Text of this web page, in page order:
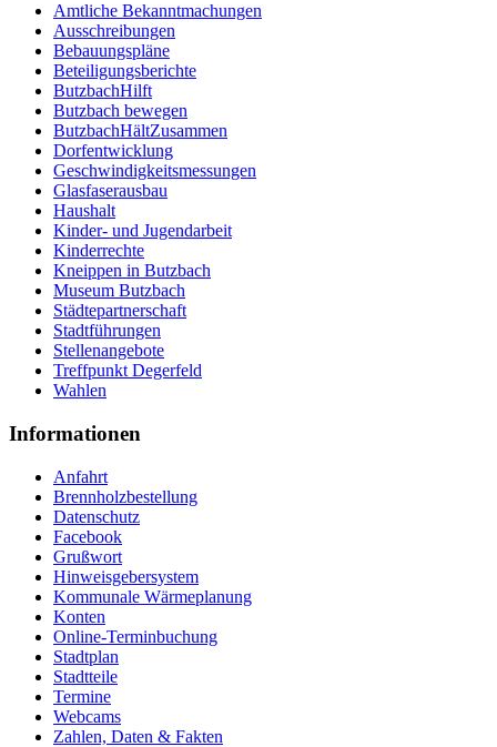
Amtliche Bekanntmachungen
Ausschreibungen
Bebauungspläne
Beteiligungsberichte
ButzbachHilft
Butzbach bewegen
ButzbachHältZusammen
Dorfentwicklung
Geschwindigkeitsmessungen
Glasfaserausbau
Haushalt
Kinder- und Jugendarbeit
Kinderrechte
Kneippen in Butzbach
Museum Butzbach
Städtepartnerschaft
Stadtführungen
Stellenangebote
Treffpunkt Degerfeld
Wahlen
Informationen
Anfahrt
Brennholzbestellung
Datenschutz
Facebook
Grußwort
Hinweisgebersystem
Kommunale Wärmeplanung
Konten
Online-Terminbuchung
Stadtplan
Stadtteile
Termine
Webcams
Zahlen, Daten & Fakten